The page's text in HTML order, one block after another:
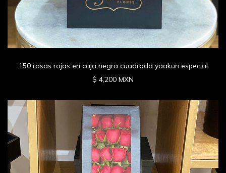
150 rosas rojas en caja negra cuadrada yaakun especial
$ 4,200 MXN